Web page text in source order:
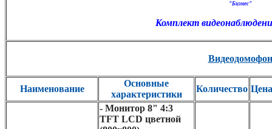
"Бизнес"
Комплект
Видеодомофон
Наименование
Основные
характеристики
Количество Цена
- Монитор 8" 4:3
TFT LCD цветной